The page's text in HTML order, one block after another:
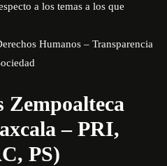
a los temas a los que
Humanos – Transparencia
Zempoalteca
– PRI,
PS)